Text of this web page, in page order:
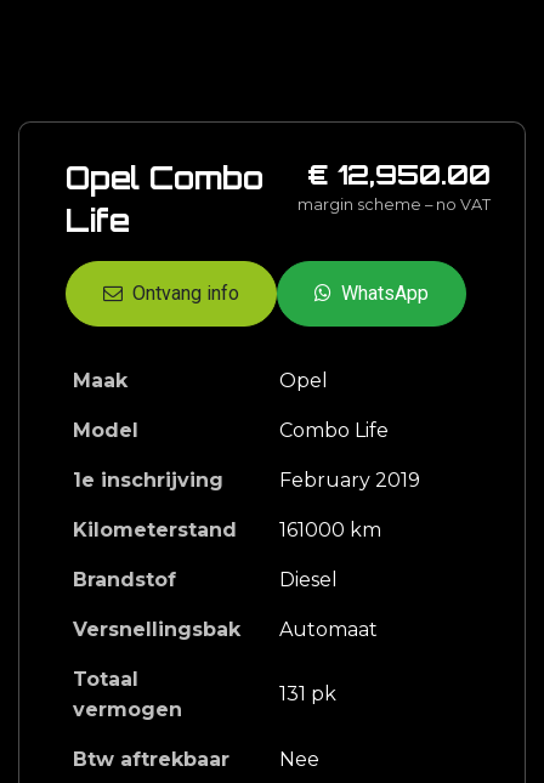
Opel Combo
Life
€ 12,950.00
margin scheme – no VAT
Ontvang info WhatsApp
Maak Opel
Model Combo Life
1e inschrijving February 2019
Kilometerstand 161000 km
Brandstof Diesel
Versnellingsbak Automaat
Totaal
vermogen
131 pk
Btw aftrekbaar Nee